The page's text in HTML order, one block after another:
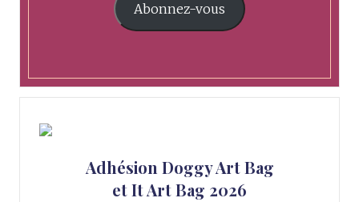
Abonnez-vous
Adhésion Doggy Art Bag
et It Art Bag 2026